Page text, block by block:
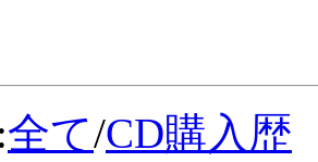
全て/CD購入歴